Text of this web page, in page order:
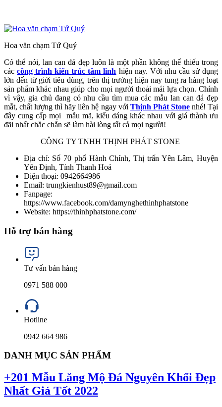
Hoa văn chạm Tứ Quý
Có thể nói, lan can đá đẹp luôn là một phần không thể thiếu trong
cáccông trình kiến trúc tâm linh hiện nay. Với nhu cầu sử dụng
lớn đến từ giới tiêu dùng, trên thị trường hiện nay tung ra hàng loạt
sản phẩm khác nhau giúp cho mọi người thoải mái lựa chọn. Chính
vì vậy, gia chủ đang có nhu cầu tìm mua các mẫu lan can đá đẹp
mắt, chất lượng thì hãy liên hệ ngay với Thịnh Phát Stonenhé! Tại
đây cung cấp mọi mẫu mã, kiểu dáng khác nhau với giá thành ưu
đãi nhất chắc chắn sẽ làm hài lòng tất cả mọi người!
CÔNG TY TNHH THỊNH PHÁT STONE
Địa chỉ: Số 70 phố Hành Chính, Thị trấn Yên Lâm, Huyện
Yên Định, Tỉnh Thanh Hoá
Điện thoại: 0942664986
Email: trungkienhust89@gmail.com
Fanpage:
https://www.facebook.com/damynghethinhphatstone
Website: https://thinhphatstone.com/
Hỗ trợ bán hàng
Tư vấn bán hàng
0971 588 000
Hotline
0942 664 986
DANH MỤC SẢN PHẨM
+201 Mẫu Lăng Mộ Đá Nguyên Khối Đẹp
Nhất Giá Tốt 2022